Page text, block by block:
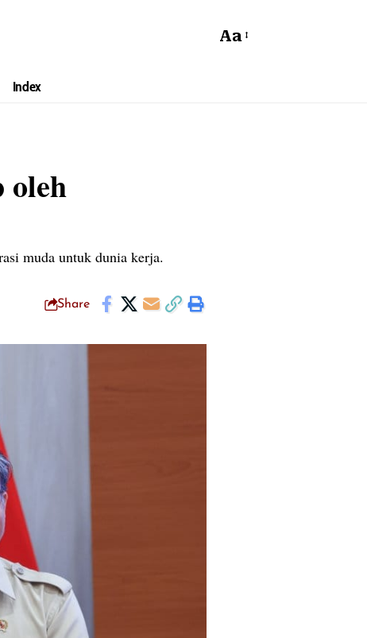
Aa
Index
oleh
muda untuk dunia kerja.
Share